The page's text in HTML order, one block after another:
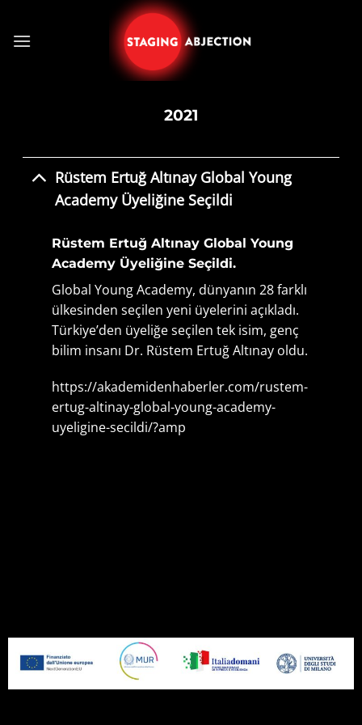
content
2021
Rüstem Ertuğ Altınay Global Young
Academy Üyeliğine Seçildi
Rüstem Ertuğ Altınay Global Young
Academy Üyeliğine Seçildi.
Global Young Academy, dünyanın 28 farklı
ülkesinden seçilen yeni üyelerini açıkladı.
Türkiye’den üyeliğe seçilen tek isim, genç
bilim insanı Dr. Rüstem Ertuğ Altınay oldu.
https://akademidenhaberler.com/rustem-
ertug-altinay-global-young-academy-
uyeligine-secildi/?amp